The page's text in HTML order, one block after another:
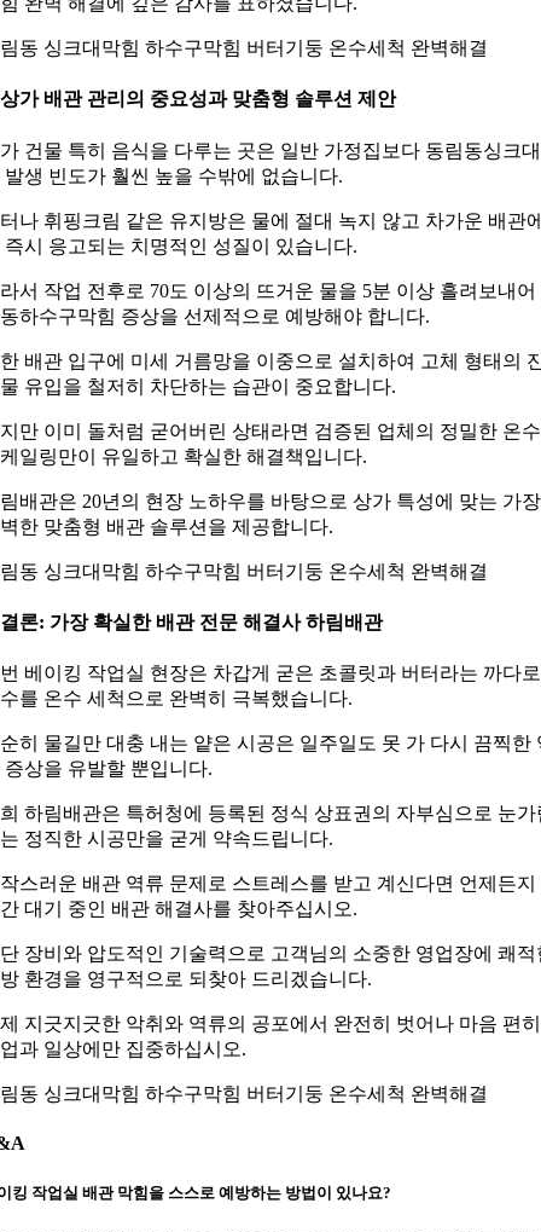
동 싱크대막힘 하수구막힘 버터기둥 온수세척 완벽해결
가 배관 관리의 중요성과 맞춤형 솔루션 제안
건물 특히 음식을 다루는 곳은 일반 가정집보다 동림동싱크
발생 빈도가 훨씬 높을 수밖에 없습니다.
나 휘핑크림 같은 유지방은 물에 절대 녹지 않고 차가운 배관
즉시 응고되는 치명적인 성질이 있습니다.
서 작업 전후로 70도 이상의 뜨거운 물을 5분 이상 흘려보내어
하수구막힘 증상을 선제적으로 예방해야 합니다.
배관 입구에 미세 거름망을 이중으로 설치하여 고체 형태의
유입을 철저히 차단하는 습관이 중요합니다.
만 이미 돌처럼 굳어버린 상태라면 검증된 업체의 정밀한 온수
일링만이 유일하고 확실한 해결책입니다.
배관은 20년의 현장 노하우를 바탕으로 상가 특성에 맞는 가장
한 맞춤형 배관 솔루션을 제공합니다.
동 싱크대막힘 하수구막힘 버터기둥 온수세척 완벽해결
론: 가장 확실한 배관 전문 해결사 하림배관
베이킹 작업실 현장은 차갑게 굳은 초콜릿과 버터라는 까다
를 온수 세척으로 완벽히 극복했습니다.
히 물길만 대충 내는 얕은 시공은 일주일도 못 가 다시 끔찍한
증상을 유발할 뿐입니다.
하림배관은 특허청에 등록된 정식 상표권의 자부심으로 눈가
정직한 시공만을 굳게 약속드립니다.
스러운 배관 역류 문제로 스트레스를 받고 계신다면 언제든지
대기 중인 배관 해결사를 찾아주십시오.
장비와 압도적인 기술력으로 고객님의 소중한 영업장에 쾌적
환경을 영구적으로 되찾아 드리겠습니다.
지긋지긋한 악취와 역류의 공포에서 완전히 벗어나 마음 편히
과 일상에만 집중하십시오.
동 싱크대막힘 하수구막힘 버터기둥 온수세척 완벽해결
킹 작업실 배관 막힘을 스스로 예방하는 방법이 있나요?